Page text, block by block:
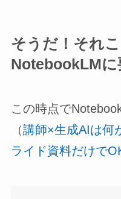
そうだ！それ
NotebookLMに
この時点で
（講師×生成AIは何
ライド資料だけで